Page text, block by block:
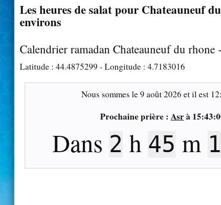
Les heures de salat pour Chateauneuf
environs
Calendrier ramadan Chateauneuf du rhone
Latitude : 44.4875299 - Longitude : 4.7183016
Nous sommes le9 août 2026 et il est
Prochaine prière : Asrà
Dans 2 h 45 m